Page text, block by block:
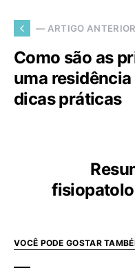
— ARTIGO ANTERIOR
Como são as
uma
dicas práticas
VOCÊ PODE GOSTAR